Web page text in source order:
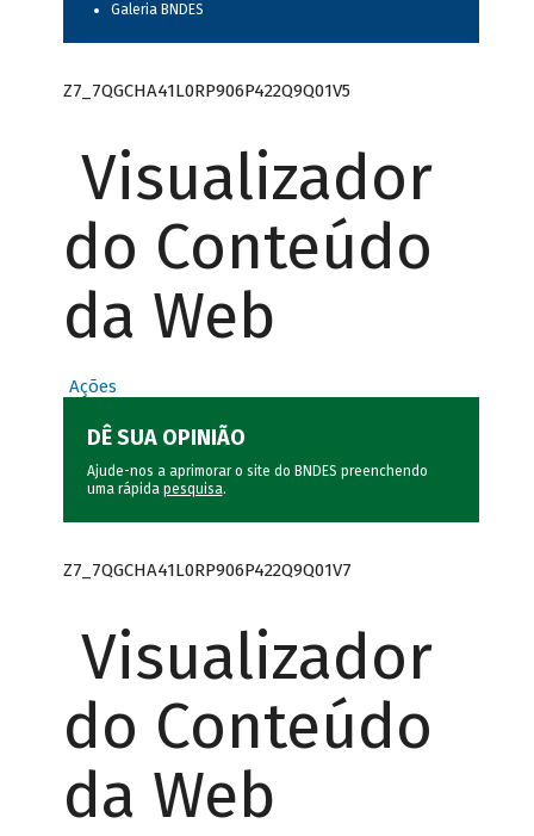
Galeria BNDES
Z7_7QGCHA41L0RP906P422Q9Q01V5
Visualizador
do Conteúdo
da Web
Ações
DÊ SUA OPINIÃO
Ajude-nos a aprimorar o site do BNDES preenchendo
uma rápida pesquisa.
Z7_7QGCHA41L0RP906P422Q9Q01V7
Visualizador
do Conteúdo
da Web